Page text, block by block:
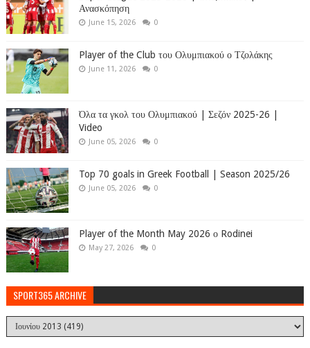
Ανασκόπηση
June 15, 2026 0
Player of the Club του Ολυμπιακού ο Τζολάκης
June 11, 2026 0
Όλα τα γκολ του Ολυμπιακού | Σεζόν 2025-26 |
Video
June 05, 2026 0
Top 70 goals in Greek Football | Season 2025/26
June 05, 2026 0
Player of the Month May 2026 ο Rodinei
May 27, 2026 0
SPORT365 ARCHIVE